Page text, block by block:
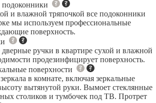
и влажной тряпочкой все подоконники
мы используем профессиональные
поверхность.
ручки в квартире сухой и влажной
продезинфицирует поверхность.
поверхности
в комнате, включая зеркальные
вытянутой руки. Вымоет стеклянные
столиков и тумбочек под ТВ. Протрет